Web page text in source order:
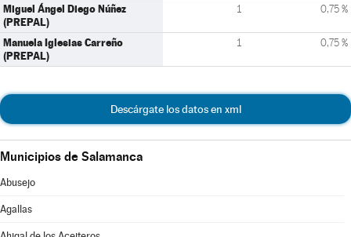
Miguel Ángel Diego Núñez
(PREPAL)
1 0,75 %
Manuela Iglesias Carreño
(PREPAL)
1 0,75 %
Descárgate los datos en xml
Municipios de Salamanca
Abusejo
Agallas